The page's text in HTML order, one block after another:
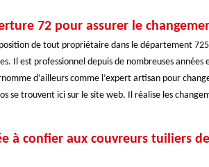
72 pour assurer le
de tout propriétaire dans le département
Il est professionnel depuis de nombreuses années
d’ailleurs comme l’expert artisan pour
se trouvent ici sur le site web. Il réalise les
à confier aux couvreurs tuiliers